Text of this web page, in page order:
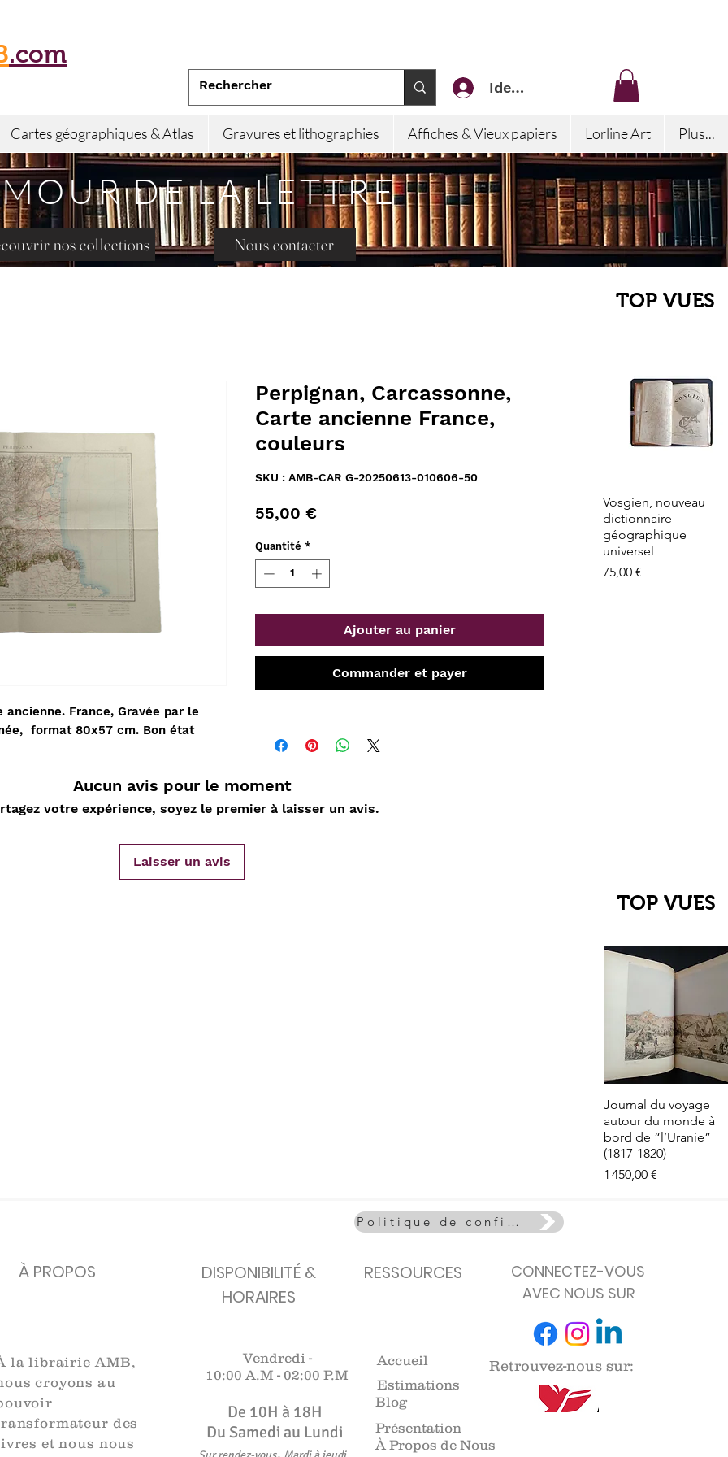
.com
Identifiez-vous
Cartes géographiques & Atlas Gravures et lithographies Affiches & Vieux papiers Lorline Art Plus...
DE LA LETTRE
nos collections Nous contacter
ancienne. France, Gravée par le
format 80x57 cm. Bon état
Perpignan, Carcassonne,
Carte ancienne France,
couleurs
SKU : AMB-CAR G-20250613-010606-50
55,00 €Prix
Quantité *
Ajouter au panier
Commander et payer
Aucun avis pour le moment
votre expérience, soyez le premier à laisser un avis.
Laisser un avis
TOP VUES
Aperçu rapide
Vosgien, nouveau
dictionnaire
géographique
universel
Prix
75,00 €
TOP VUES
Aperçu rapide
Journal du voyage
autour du monde à
bord de “l’Uranie”
(1817-1820)
Prix
1 450,00 €
Politique de confidentialité
À PROPOS
DISPONIBILITÉ &
HORAIRES
RESSOURCES
CONNECTEZ-VOUS
AVEC NOUS SUR
la librairie AMB,
croyons au
des
et nous nous
Vendredi -
10:00 A.M - 02:00 P.M
De 10H à 18H​​​
Du Samedi au Lundi
,
Accueil
Estimations
Blog
Retrouvez-nous sur:
Présentation
À Propos de Nous